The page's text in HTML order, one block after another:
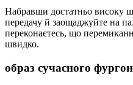
Набравши достатньо високу
передачу й заощаджуйте на
переконаєтесь, що
швидко.
образ сучасного